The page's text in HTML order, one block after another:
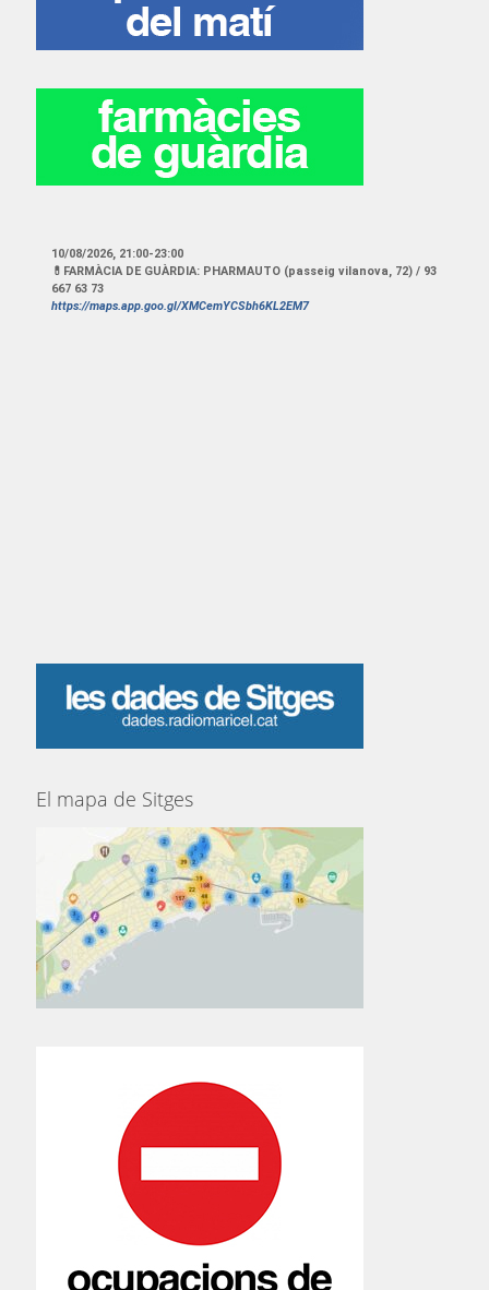
10/08/2026, 21:00-23:00
💊FARMÀCIA DE GUÀRDIA: PHARMAUTO (passeig vilanova, 72) / 93
667 63 73
https://maps.app.goo.gl/XMCemYCSbh6KL2EM7
El mapa de Sitges